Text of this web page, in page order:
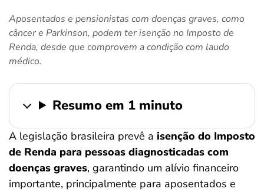
Aposentados e pensionistas com doenças graves, como
câncer e Parkinson, podem ter isenção no Imposto de
Renda, desde que comprovem a condição com laudo
médico.
Resumo em 1 minuto
A legislação brasileira prevê a isenção do Imposto
de Renda para pessoas diagnosticadas com
doenças graves, garantindo um alívio financeiro
importante, principalmente para aposentados e